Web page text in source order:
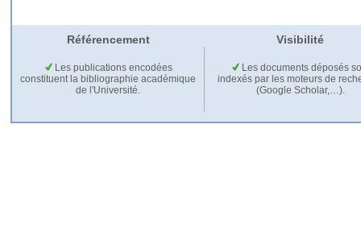
Référencement Visibilité
Les publications encodées
constituent la bibliographie académique
de l'Université.
Les documents déposés
indexés par les moteurs de
(Google Scholar,…).